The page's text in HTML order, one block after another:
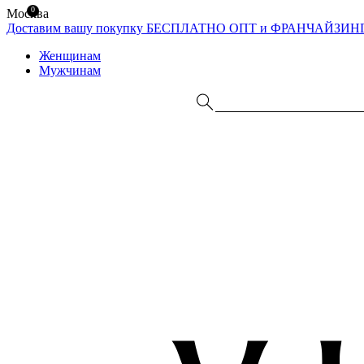
Москва
Доставим вашу покупку БЕСПЛАТНО ОПТ и
Женщинам
Мужчинам
0